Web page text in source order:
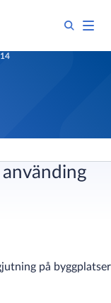
på byggplatser